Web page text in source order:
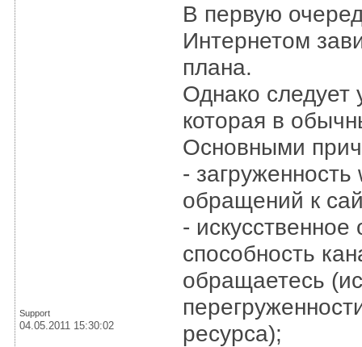
Support
04.05.2011 15:30:02
В первую
Интернетом
плана.
Однако следует
которая в
Основными
-
обращений к
-
способность
обращаетесь
ресурса);